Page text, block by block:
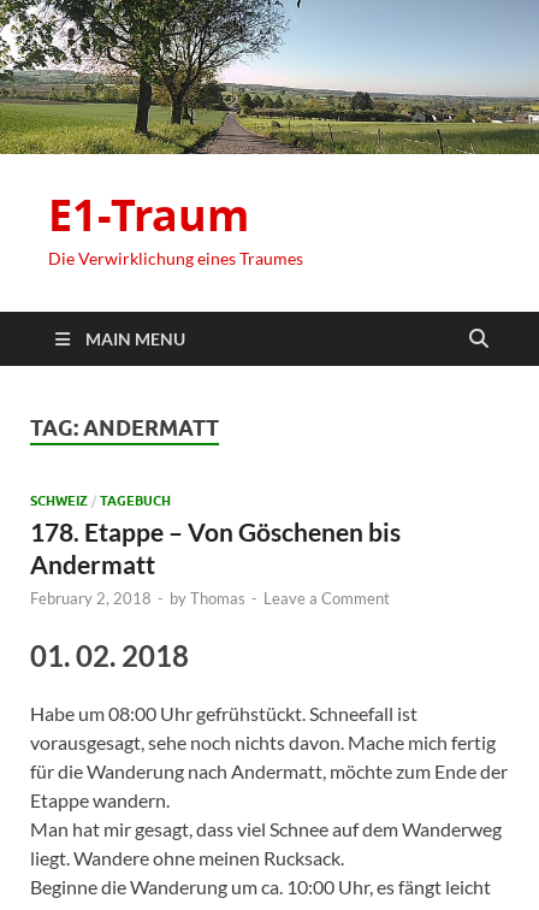
E1-Traum
Die Verwirklichung eines Traumes
MAIN MENU
TAG:ANDERMATT
SCHWEIZ / TAGEBUCH
178. Etappe – Von Göschenen bis
Andermatt
February 2, 2018 - byThomas - Leave a Comment
01. 02. 2018
Habe um 08:00 Uhr gefrühstückt. Schneefall ist
vorausgesagt, sehe noch nichts davon. Mache mich fertig
für die Wanderung nach Andermatt, möchte zum Ende der
Etappe wandern.
Man hat mir gesagt, dass viel Schnee auf dem Wanderweg
liegt. Wandere ohne meinen Rucksack.
Beginne die Wanderung um ca. 10:00 Uhr, es fängt leicht